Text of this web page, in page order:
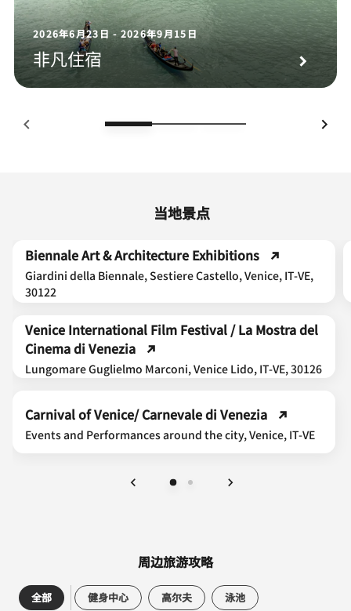
2026年6月23日 - 2026年9月15日
非凡住宿
当地景点
Biennale Art & Architecture Exhibitions
Giardini della Biennale, Sestiere Castello, Venice, IT-VE,
30122
Venice International Film Festival / La Mostra del
Cinema di Venezia
Lungomare Guglielmo Marconi, Venice Lido, IT-VE, 30126
Carnival of Venice/ Carnevale di Venezia
Events and Performances around the city, Venice, IT-VE
周边旅游攻略
全部 健身中心 高尔夫 泳池